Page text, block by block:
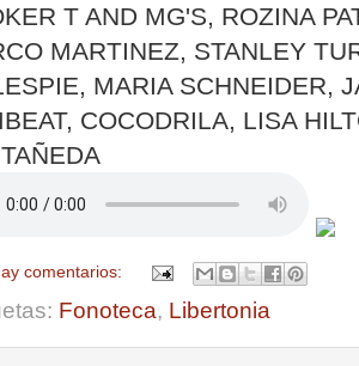
T AND MG'S, ROZINA
MARTINEZ, STANLEY
MARIA SCHNEIDER,
COCODRILA, LISA
comentarios:
Fonoteca, Libertonia